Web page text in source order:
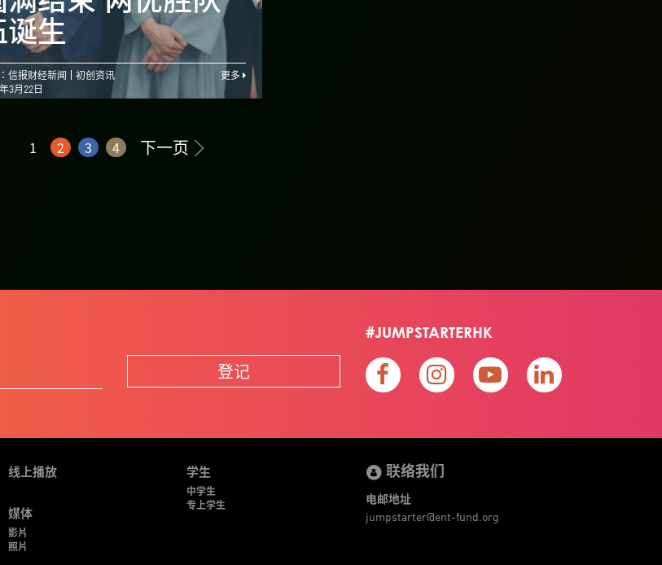
赛
诞生
信报财经新闻
初创资讯
3月22日
更多
1 2 3 4 下一页
登记
#JUMPSTARTERHK
线上播放
媒体
影片
照片
学生
中学生
专上学生
联络我们
电邮地址
jumpstarter@ent-fund.org